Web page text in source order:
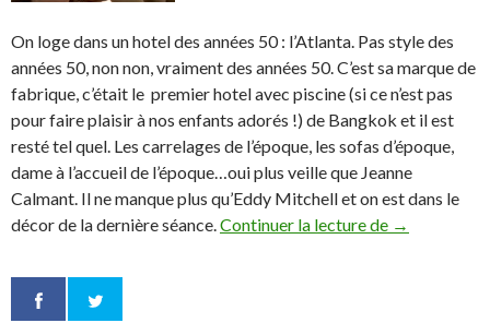
On loge dans un hotel des années 50 : l’Atlanta. Pas style des
années 50, non non, vraiment des années 50. C’est sa marque de
fabrique, c’était le premier hotel avec piscine (si ce n’est pas
pour faire plaisir à nos enfants adorés !) de Bangkok et il est
resté tel quel. Les carrelages de l’époque, les sofas d’époque,
dame à l’accueil de l’époque…oui plus veille que Jeanne
Calmant. Il ne manque plus qu’Eddy Mitchell et on est dans le
décor de la dernière séance.Continuer la lecture de Thaïlande :
→